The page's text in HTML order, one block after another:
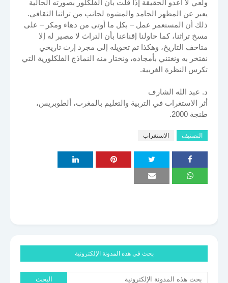
ولعي لا أعدو الحقيقة إذا قلت بان الفلكلور بصورته الحالية
يعبر عن المظهر الجامد والمشوه لجانب من تراثنا الثقافي.
ذلك أن المستعمر عمل – بكل ما أوتى من دهاء ومكر – على
مسخ تراثنا، كما حاولنا إقناعنا بأن التراث لا مصير له إلا
متاحف التاريخ، وهكذا تم تحويله إلى مجرد إرث تاريخي
نفتخر به ونغتني بأمجاده، ونختار منه النماذج الفلكلورية التي
تكرس النظرة الغربية.
د. عبد الله الشارف
أثر الاستغراب في التربية والتعليم بالمغرب، ألطوبريس،
طنجة 2000.
التصنيف الاستغراب
بحث في هذه المدونة الإلكترونية